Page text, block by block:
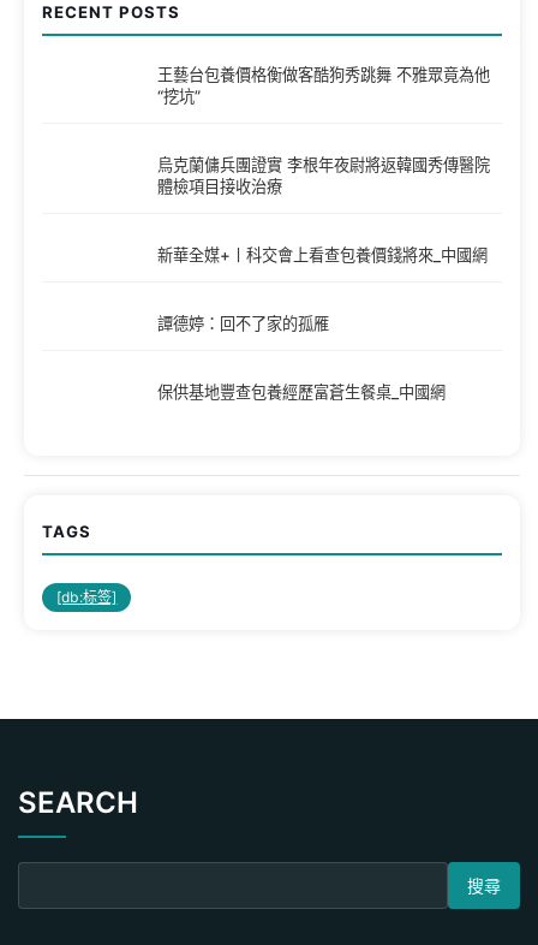
RECENT POSTS
王藝台包養價格衡做客酷狗秀跳舞 不雅眾竟為他
“挖坑”
烏克蘭傭兵團證實 李根年夜尉將返韓國秀傳醫院
體檢項目接收治療
新華全媒+丨科交會上看查包養價錢將來_中國網
譚德婷：回不了家的孤雁
保供基地豐查包養經歷富蒼生餐桌_中國網
TAGS
[db:标签]
SEARCH
搜尋關鍵字: